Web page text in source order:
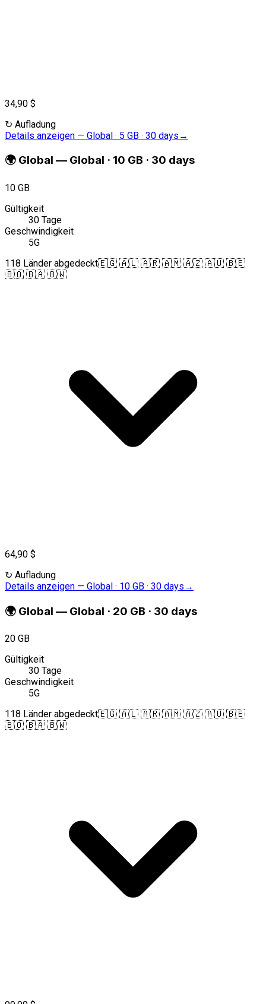
34,90 $
↻ Aufladung
Details anzeigen — Global · 5 GB · 30 days →
🌍 Global — Global · 10 GB · 30 days
10 GB
Gültigkeit
30 Tage
Geschwindigkeit
5G
118 Länder abgedeckt🇪🇬 🇦🇱 🇦🇷 🇦🇲 🇦🇿 🇦🇺 🇧🇪
🇧🇴 🇧🇦 🇧🇼
64,90 $
↻ Aufladung
Details anzeigen — Global · 10 GB · 30 days →
🌍 Global — Global · 20 GB · 30 days
20 GB
Gültigkeit
30 Tage
Geschwindigkeit
5G
118 Länder abgedeckt🇪🇬 🇦🇱 🇦🇷 🇦🇲 🇦🇿 🇦🇺 🇧🇪
🇧🇴 🇧🇦 🇧🇼